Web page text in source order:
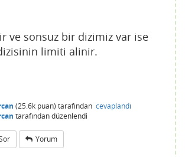
ve sonsuz bir dizimiz var ise
limiti alinir.
(25.6k puan) tarafından cevaplandı
tarafındandüzenlendi
Yorum